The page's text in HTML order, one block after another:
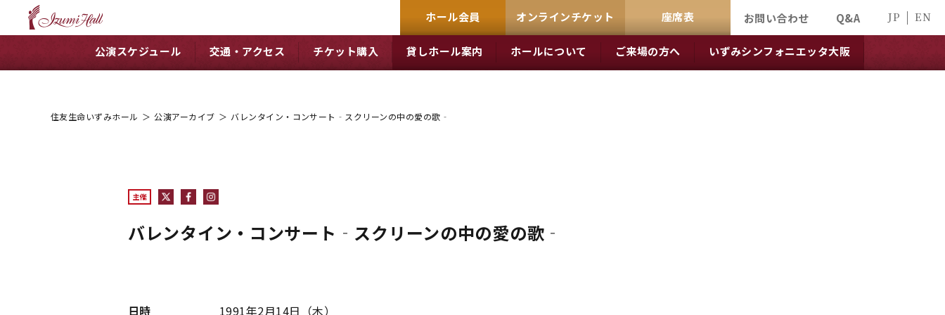
ホール会員 オンラインチケット 座席表 お問い合わせ Q&A JP EN
公演スケジュール 交通・アクセス チケット購入 貸しホール案内 ホールについて ご来場の方へ いずみシンフォニエッタ大阪
住友生命いずみホール ＞ 公演アーカイブ ＞ バレンタイン・コンサート‐スクリーンの中の愛の歌‐
主催
バレンタイン・コンサート‐スクリーンの中の愛の歌‐
日時 1991年2月14日（木）